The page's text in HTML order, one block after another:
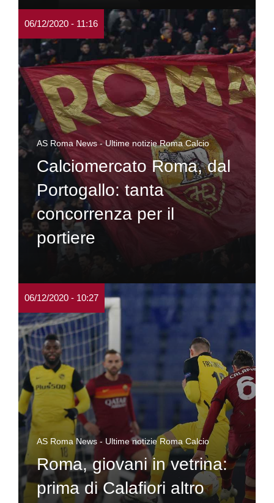
06/12/2020 - 11:16
AS Roma News - Ultime notizie Roma Calcio
Calciomercato Roma, dal
Portogallo: tanta
concorrenza per il
portiere
06/12/2020 - 10:27
AS Roma News - Ultime notizie Roma Calcio
Roma, giovani in vetrina:
prima di Calafiori altro